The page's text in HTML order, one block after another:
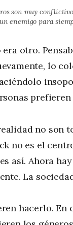
son muy
enemigo para
otro.
lo
no son
no es el
así. Ahora
La
hacerlo.